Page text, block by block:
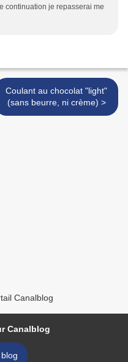
continuation je repasserai me
Coulant au chocolat "light"
(sans beurre, ni crème) >
Canalblog
Canalblog